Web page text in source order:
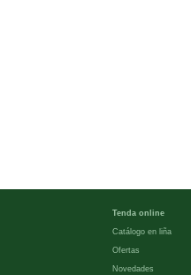
Tenda online
Catálogo en liña
Ofertas
Novedades